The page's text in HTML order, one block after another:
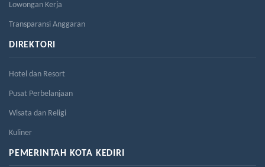
Lowongan Kerja
Transparansi Anggaran
DIREKTORI
Hotel dan Resort
Pusat Perbelanjaan
Wisata dan Religi
Kuliner
PEMERINTAH KOTA KEDIRI